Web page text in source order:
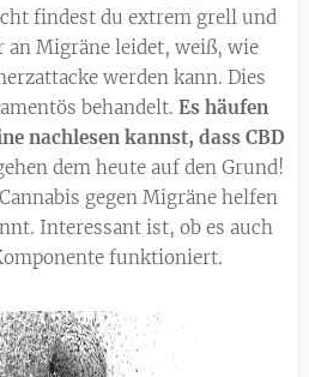
findest du extrem grell und
an Migräne leidet, weiß, wie
werden kann. Dies
behandelt. Es häufen
nachlesen kannst, dass CBD
dem heute auf den Grund!
gegen Migräne helfen
Interessant ist, ob es auch
funktioniert.